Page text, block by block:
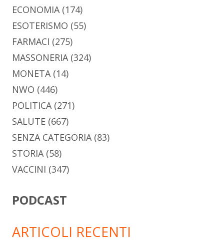
ECONOMIA(174)
ESOTERISMO (55)
FARMACI (275)
MASSONERIA(324)
MONETA(14)
NWO (446)
POLITICA(271)
SALUTE (667)
SENZA CATEGORIA(83)
STORIA(58)
VACCINI (347)
PODCAST
ARTICOLI RECENTI